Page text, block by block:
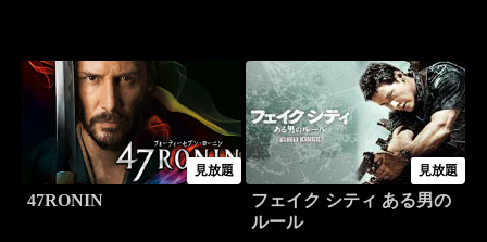
見放題
47RONIN
見放題
フェイク シティ ある男の
ルール